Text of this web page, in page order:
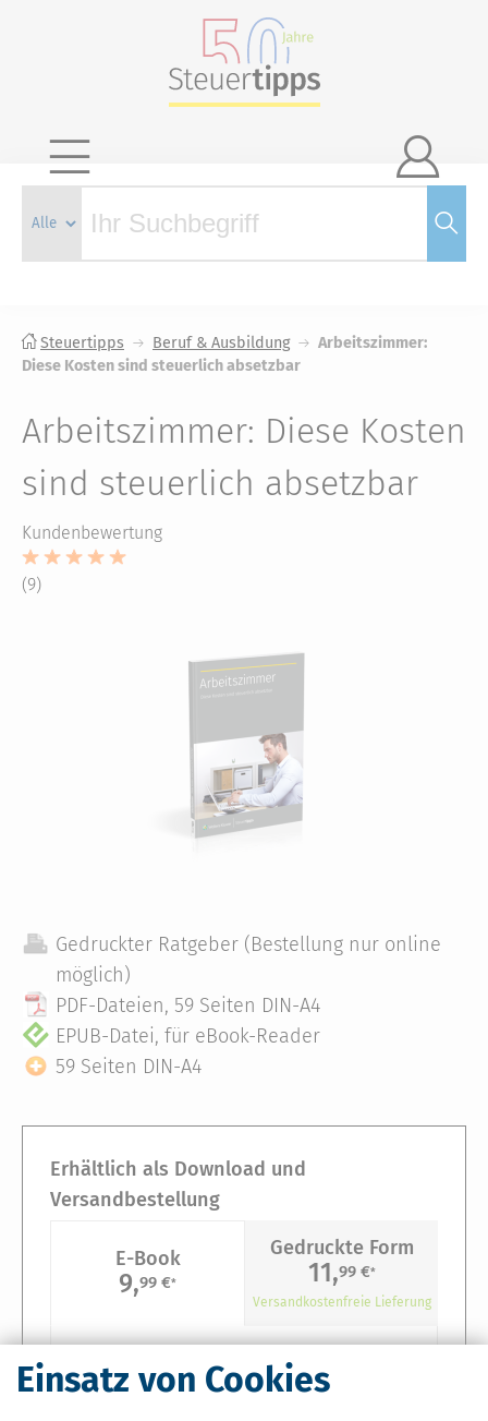
Einsatz von Cookies

Steuertipps Beruf & Ausbildung
Arbeitszimmer:
Diese Kosten sind steuerlich absetzbar
Arbeitszimmer: Diese Kosten
sind steuerlich absetzbar
Kundenbewertung
(9)
Gedruckter Ratgeber (Bestellung nur online
möglich)
PDF-Dateien, 59 Seiten DIN-A4
EPUB-Datei, für eBook-Reader
59 Seiten DIN-A4
Erhältlich als Download und
Versandbestellung
E-Book
9,99 €*
Gedruckte Form
11,99 €*
Versandkostenfreie Lieferung
Sie erhalten ein Download-Paket, bestehend aus
PDF-Datei, 59 Seiten DIN-A4